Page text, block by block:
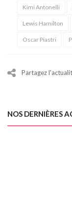
Kimi Antonelli
Lewis Hamilton
Oscar Piastri
Partagez
NOS DERNIÈRES